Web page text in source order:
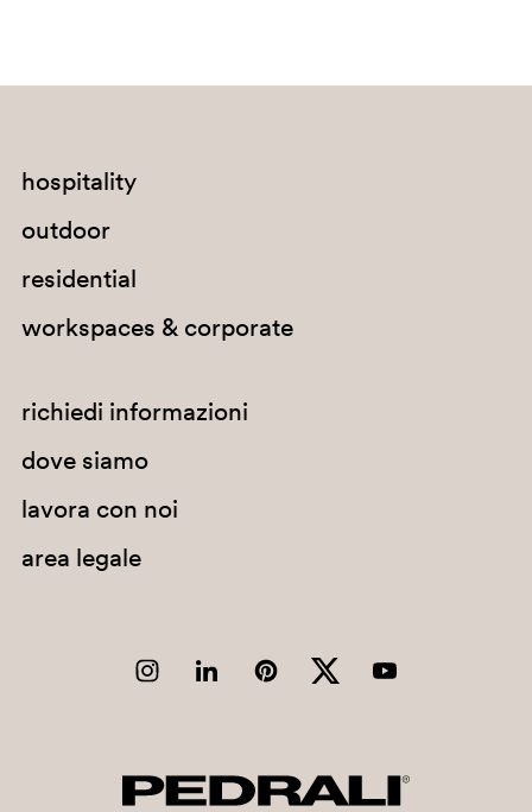
hospitality
outdoor
residential
workspaces & corporate
richiedi informazioni
dove siamo
lavora con noi
area legale